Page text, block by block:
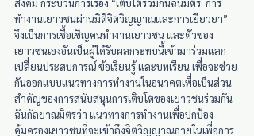
ทำงานเยาวชนผ่านมิติจิตวิญญาณและการเยียวยา”
จึงเป็นการเชื้อเชิญคนทำงานเยาวชน และตัวของ
เยาวชนเองอันเป็นผู้ได้รับผลกระทบนี้เข้ามาร่วมแลก
เปลี่ยนประสบการณ์ ข้อเรียนรู้ และบทเรียน เพื่อจะช่วย
กันออกแบบแนวทางการทำงานในอนาคตเพื่อเป็นส่วน
สำคัญของการสนับสนุนการเติบโตของเยาวชนร่วมกัน
ฉันกัลยาณมิตรว่า แนวทางการทำงานเพื่อปกป้อง
คุ้มครองเยาวชนที่จะเข้าถึงจิตวิญญาณภายในเพื่อการ